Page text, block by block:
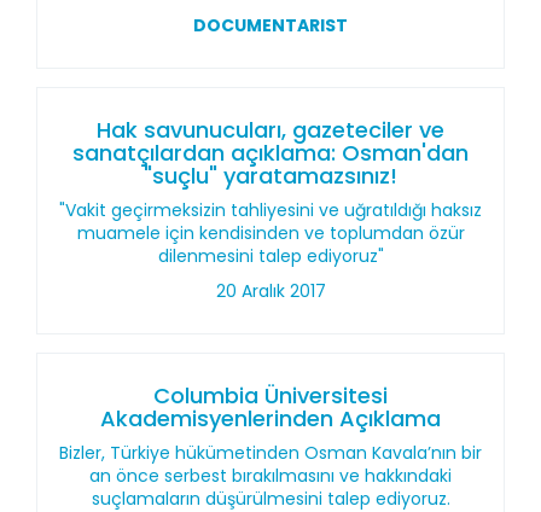
DOCUMENTARIST
Hak savunucuları, gazeteciler ve
sanatçılardan açıklama: Osman'dan
"suçlu" yaratamazsınız!
"Vakit geçirmeksizin tahliyesini ve uğratıldığı haksız
muamele için kendisinden ve toplumdan özür
dilenmesini talep ediyoruz"
20 Aralık 2017
Columbia Üniversitesi
Akademisyenlerinden Açıklama
Bizler, Türkiye hükümetinden Osman Kavala’nın bir
an önce serbest bırakılmasını ve hakkındaki
suçlamaların düşürülmesini talep ediyoruz.